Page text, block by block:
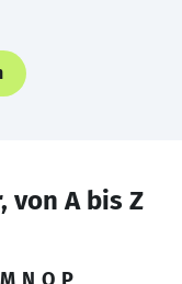
von A bis Z
M N O P